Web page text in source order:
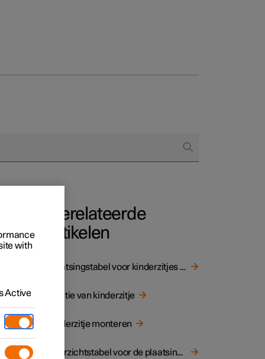
aard
Gerelateerde
artikelen
Plaatsingstabel voor kinderzitjes die de veiligheidsgordel in de auto gebruiken
Positie van kinderzitje
Kinderzitje monteren
Overzichtstabel voor de plaatsing van kinderzitjes
with
Active